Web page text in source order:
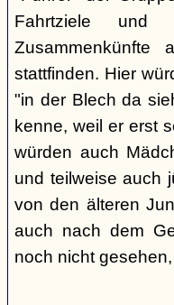
Fahrtziele und
Zusammenkünfte
stattfinden. Hier
"in der Blech da
kenne, weil er erst
würden auch
und teilweise auch
von den älteren
auch nach dem
noch nicht